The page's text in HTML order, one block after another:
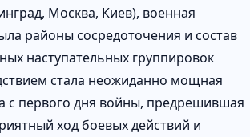
Москва, Киев), военная
районы сосредоточения и состав
наступательных группировок
стала неожиданно мощная
с первого дня войны, предрешившая
ход боевых действий и